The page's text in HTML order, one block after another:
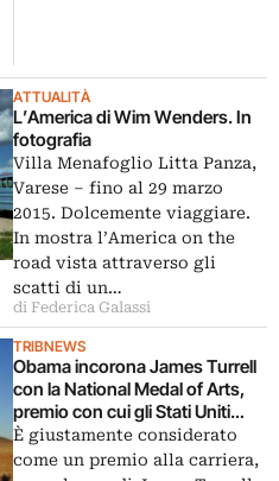
ATTUALITÀ
L’America di Wim Wenders. In
fotografia
Villa Menafoglio Litta Panza,
Varese – fino al 29 marzo
2015. Dolcemente viaggiare.
In mostra l’America on the
road vista attraverso gli
scatti di un…
di Federica Galassi
TRIBNEWS
Obama incorona James Turrell
con la National Medal of Arts,
premio con cui gli Stati Uniti
riconoscono i loro artisti più
importanti
È giustamente considerato
come un premio alla carriera,